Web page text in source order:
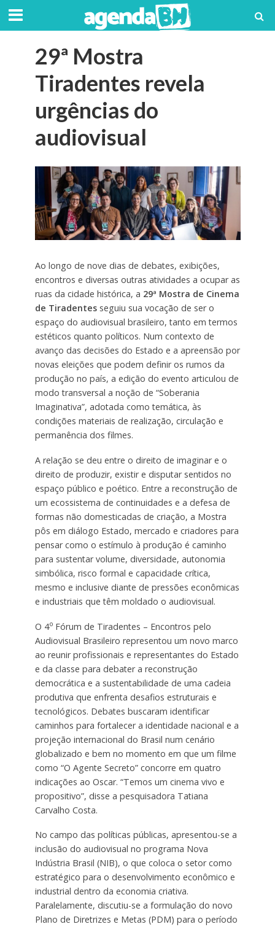
29ª Mostra
Tiradentes revela
urgências do
audiovisual
Ao longo de nove dias de debates, exibições,
encontros e diversas outras atividades a ocupar as
ruas da cidade histórica, a 29ª Mostra de Cinema
de Tiradentes seguiu sua vocação de ser o
espaço do audiovisual brasileiro, tanto em termos
estéticos quanto políticos. Num contexto de
avanço das decisões do Estado e a apreensão por
novas eleições que podem definir os rumos da
produção no país, a edição do evento articulou de
modo transversal a noção de “Soberania
Imaginativa”, adotada como temática, às
condições materiais de realização, circulação e
permanência dos filmes.
A relação se deu entre o direito de imaginar e o
direito de produzir, existir e disputar sentidos no
espaço público e poético. Entre a reconstrução de
um ecossistema de continuidades e a defesa de
formas não domesticadas de criação, a Mostra
pôs em diálogo Estado, mercado e criadores para
pensar como o estímulo à produção é caminho
para sustentar volume, diversidade, autonomia
simbólica, risco formal e capacidade crítica,
mesmo e inclusive diante de pressões econômicas
e industriais que têm moldado o audiovisual.
O 4o Fórum de Tiradentes – Encontros pelo
Audiovisual Brasileiro representou um novo marco
ao reunir profissionais e representantes do Estado
e da classe para debater a reconstrução
democrática e a sustentabilidade de uma cadeia
produtiva que enfrenta desafios estruturais e
tecnológicos. Debates buscaram identificar
caminhos para fortalecer a identidade nacional e a
projeção internacional do Brasil num cenário
globalizado e bem no momento em que um filme
como “O Agente Secreto” concorre em quatro
indicações ao Oscar. “Temos um cinema vivo e
propositivo”, disse a pesquisadora Tatiana
Carvalho Costa.
No campo das políticas públicas, apresentou-se a
inclusão do audiovisual no programa Nova
Indústria Brasil (NIB), o que coloca o setor como
estratégico para o desenvolvimento econômico e
industrial dentro da economia criativa.
Paralelamente, discutiu-se a formulação do novo
Plano de Diretrizes e Metas (PDM) para o período